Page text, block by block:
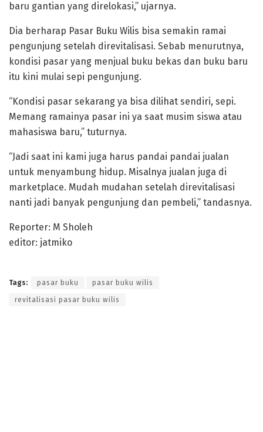
baru gantian yang direlokasi,” ujarnya.
Dia berharap Pasar Buku Wilis bisa semakin ramai
pengunjung setelah direvitalisasi. Sebab menurutnya,
kondisi pasar yang menjual buku bekas dan buku baru
itu kini mulai sepi pengunjung.
“Kondisi pasar sekarang ya bisa dilihat sendiri, sepi.
Memang ramainya pasar ini ya saat musim siswa atau
mahasiswa baru,” tuturnya.
“Jadi saat ini kami juga harus pandai pandai jualan
untuk menyambung hidup. Misalnya jualan juga di
marketplace. Mudah mudahan setelah direvitalisasi
nanti jadi banyak pengunjung dan pembeli,” tandasnya.
Reporter: M Sholeh
editor: jatmiko
Tags: pasar buku pasar buku wilis
revitalisasi pasar buku wilis